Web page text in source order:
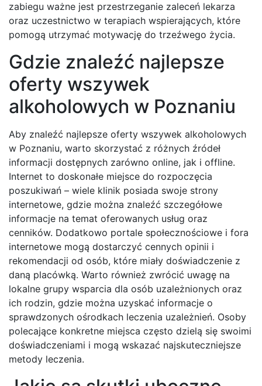
zabiegu ważne jest przestrzeganie zaleceń lekarza
oraz uczestnictwo w terapiach wspierających, które
pomogą utrzymać motywację do trzeźwego życia.
Gdzie znaleźć najlepsze
oferty wszywek
alkoholowych w Poznaniu
Aby znaleźć najlepsze oferty wszywek alkoholowych
w Poznaniu, warto skorzystać z różnych źródeł
informacji dostępnych zarówno online, jak i offline.
Internet to doskonałe miejsce do rozpoczęcia
poszukiwań – wiele klinik posiada swoje strony
internetowe, gdzie można znaleźć szczegółowe
informacje na temat oferowanych usług oraz
cenników. Dodatkowo portale społecznościowe i fora
internetowe mogą dostarczyć cennych opinii i
rekomendacji od osób, które miały doświadczenie z
daną placówką. Warto również zwrócić uwagę na
lokalne grupy wsparcia dla osób uzależnionych oraz
ich rodzin, gdzie można uzyskać informacje o
sprawdzonych ośrodkach leczenia uzależnień. Osoby
polecające konkretne miejsca często dzielą się swoimi
doświadczeniami i mogą wskazać najskuteczniejsze
metody leczenia.